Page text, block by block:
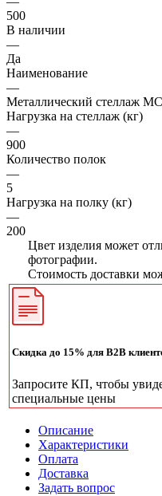
500
В наличии
—
Да
Наименование
—
Металлический стеллаж
Нагрузка на стеллаж (кг)
—
900
Количество полок
—
5
Нагрузка на полку (кг)
—
200
Цвет изделия может
фотографии.
Стоимость доставки
Скидка до 15% для B2B
Запросите КП, чтобы
специальные цены
Описание
Характеристики
Оплата
Доставка
Задать вопрос